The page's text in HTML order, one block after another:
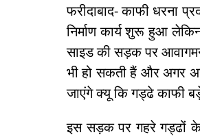
फरीदाबाद- काफी धरना
निर्माण कार्य शुरू हुआ
साइड की सड़क पर
भी हो सकती हैं और अगर
जाएंगे क्यू कि गड्ढे काफी
इस सड़क पर गहरे गड्ढों